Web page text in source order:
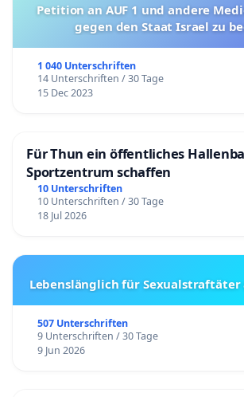
Petition an AUF 1 und andere
gegen den Staat Israel zu
1 040 Unterschriften
14 Unterschriften / 30 Tage
15 Dec 2023
Für Thun ein öffentliches
Sportzentrum schaffen
10 Unterschriften
10 Unterschriften / 30 Tage
18 Jul 2026
Lebenslänglich für Sexualstraftäter
507 Unterschriften
9 Unterschriften / 30 Tage
9 Jun 2026